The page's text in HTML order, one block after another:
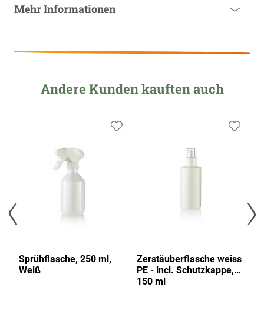
Mehr Informationen
Andere Kunden kauften auch
Sprühflasche, 250 ml,
Weiß
Zerstäuberflasche weiss
PE - incl. Schutzkappe,
150 ml